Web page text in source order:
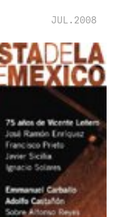
JUL.2008